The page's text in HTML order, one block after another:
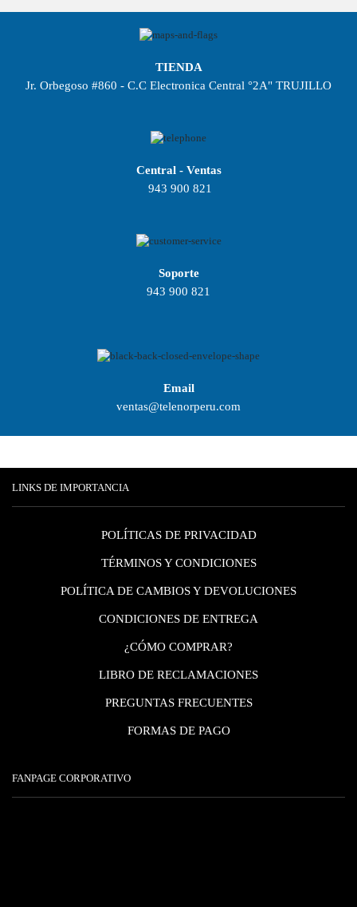
TIENDA
Jr. Orbegoso #860 - C.C Electronica Central °2A" TRUJILLO
Central - Ventas
943 900 821
Soporte
943 900 821
Email
ventas@telenorperu.com
LINKS DE IMPORTANCIA
POLÍTICAS DE PRIVACIDAD
TÉRMINOS Y CONDICIONES
POLÍTICA DE CAMBIOS Y DEVOLUCIONES
CONDICIONES DE ENTREGA
¿CÓMO COMPRAR?
LIBRO DE RECLAMACIONES
PREGUNTAS FRECUENTES
FORMAS DE PAGO
FANPAGE CORPORATIVO